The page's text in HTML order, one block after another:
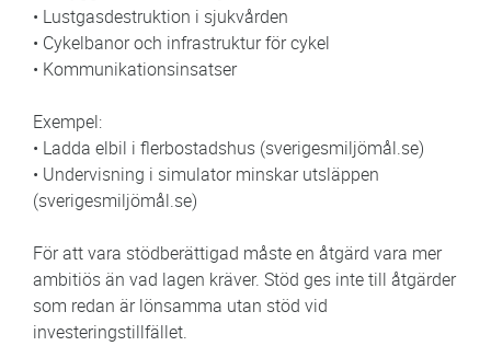
• Lustgasdestruktion i sjukvården
• Cykelbanor och infrastruktur för cykel
• Kommunikationsinsatser
Exempel:
• Ladda elbil i flerbostadshus (sverigesmiljömål.se)
• Undervisning i simulator minskar utsläppen
(sverigesmiljömål.se)
För att vara stödberättigad måste en åtgärd vara mer
ambitiös än vad lagen kräver. Stöd ges inte till åtgärder
som redan är lönsamma utan stöd vid
investeringstillfället.